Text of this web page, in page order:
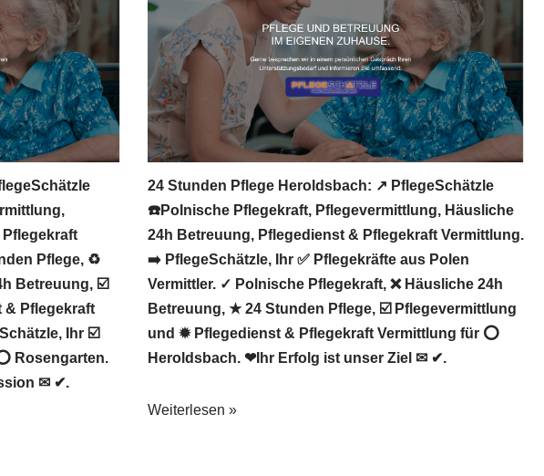
Pflege, ♻
Betreuung, ☑️
& Pflegekraft
Ihr ☑️
Rosengarten.
✉ ✔.
24 Stunden Pflege Heroldsbach: ↗️ PflegeSchätzle
☎️Polnische Pflegekraft, Pflegevermittlung, Häusliche
24h Betreuung, Pflegedienst & Pflegekraft Vermittlung.
➡️ PflegeSchätzle, Ihr ✅ Pflegekräfte aus Polen
Vermittler. ✓ Polnische Pflegekraft, ❌ Häusliche 24h
Betreuung, ★ 24 Stunden Pflege, ☑️ Pflegevermittlung
und ✹ Pflegedienst & Pflegekraft Vermittlung für ⭕
Heroldsbach. ❤Ihr Erfolg ist unser Ziel ✉ ✔.
Weiterlesen »